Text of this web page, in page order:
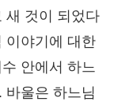
새 것이 되었다
이야기에 대한
안에서 하느
바울은 하느님